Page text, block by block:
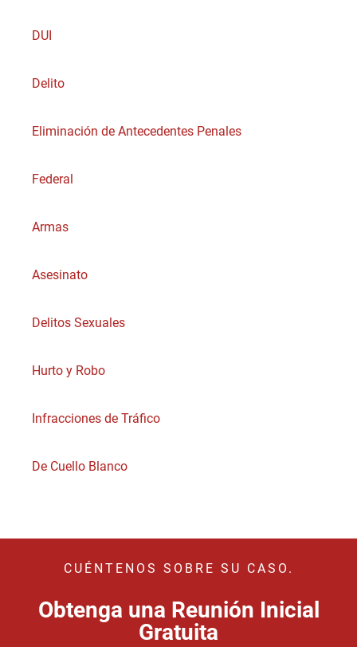
DUI
Delito
Eliminación de Antecedentes Penales
Federal
Armas
Asesinato
Delitos Sexuales
Hurto y Robo
Infracciones de Tráfico
De Cuello Blanco
CUÉNTENOS SOBRE SU CASO.
Obtenga una Reunión Inicial
Gratuita